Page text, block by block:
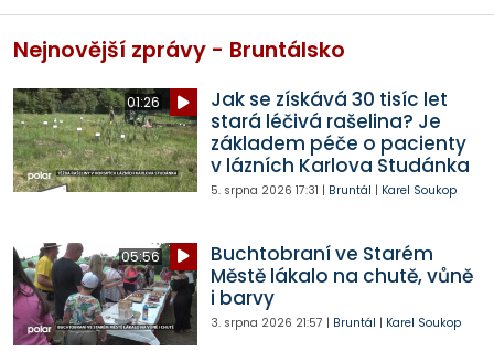
Nejnovější zprávy - Bruntálsko
01:26
Jak se získává 30 tisíc let
stará léčivá rašelina? Je
základem péče o pacienty
v lázních Karlova Studánka
5. srpna 2026 17:31 | Bruntál | Karel Soukop
05:56
Buchtobraní ve Starém
Městě lákalo na chutě, vůně
i barvy
3. srpna 2026 21:57 | Bruntál | Karel Soukop